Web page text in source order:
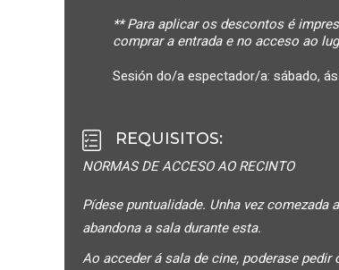
** Para aplicar os descontos é
comprar a entrada e no acceso ao
Sesión do/a espectador/a: sábado,
REQUISITOS:
NORMAS DE ACCESO AO RECINTO
Pídese puntualidade. Unha vez
abandona a sala durante esta.
Ao acceder á sala de cine, poderase